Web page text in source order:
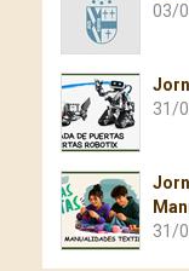
03/
31/
31/